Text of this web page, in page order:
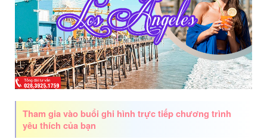
Tham gia vào buổi ghi hình trực tiếp chương trình
yêu thích của bạn